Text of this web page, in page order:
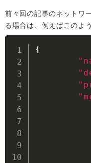
前々回の記事のネットワ
る場合は、例えばこのよ
{